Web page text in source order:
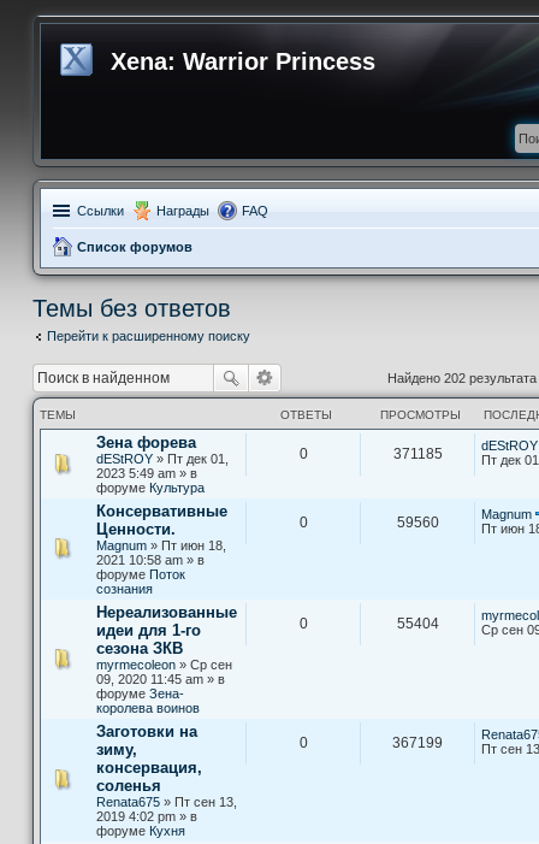
Xena: Warrior Princess
Ссылки Награды FAQ
Список форумов
Темы без ответов
Перейти к расширенному поиску
Найдено 202 результата
ТЕМЫ ОТВЕТЫ ПРОСМОТРЫ
Зена форева
dEStROY » Пт дек 01,
2023 5:49 am » в
форуме Культура
0 371185
dEStROY
Пт дек
Консервативные
Ценности.
Magnum » Пт июн 18,
2021 10:58 am » в
форуме Поток
сознания
0 59560
Magnum
Пт июн
Нереализованные
идеи для 1-го
сезона ЗКВ
myrmecoleon » Ср сен
09, 2020 11:45 am » в
форуме Зена-
королева воинов
0 55404
Ср сен
Заготовки на
зиму,
консервация,
соленья
Renata675 » Пт сен 13,
2019 4:02 pm » в
форуме Кухня
0 367199
Пт сен